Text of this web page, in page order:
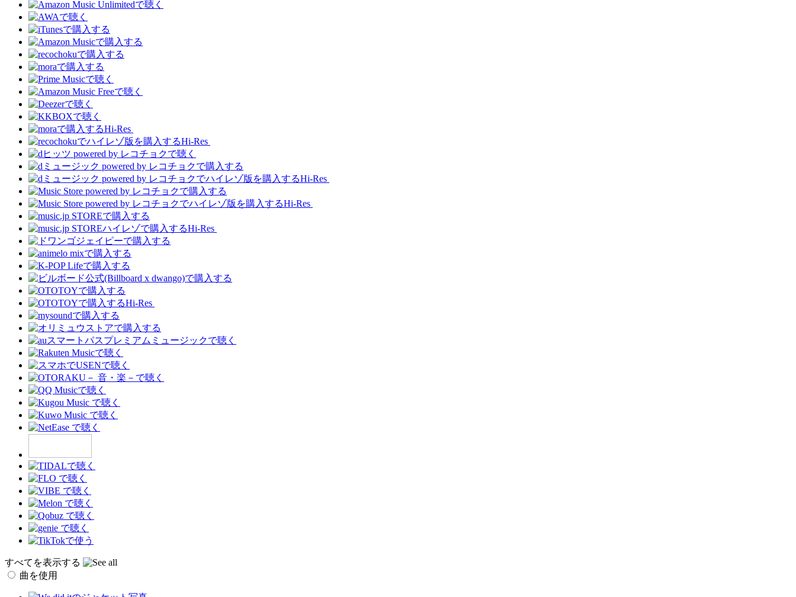
Hi-Res
Hi-Res
Hi-Res
Hi-Res
Hi-Res
Hi-Res
すべてを表示する
曲を使用